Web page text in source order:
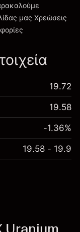
μας Χρεώσεις
19.72
19.58
-1.36%
19.58 - 19.9
Uranium